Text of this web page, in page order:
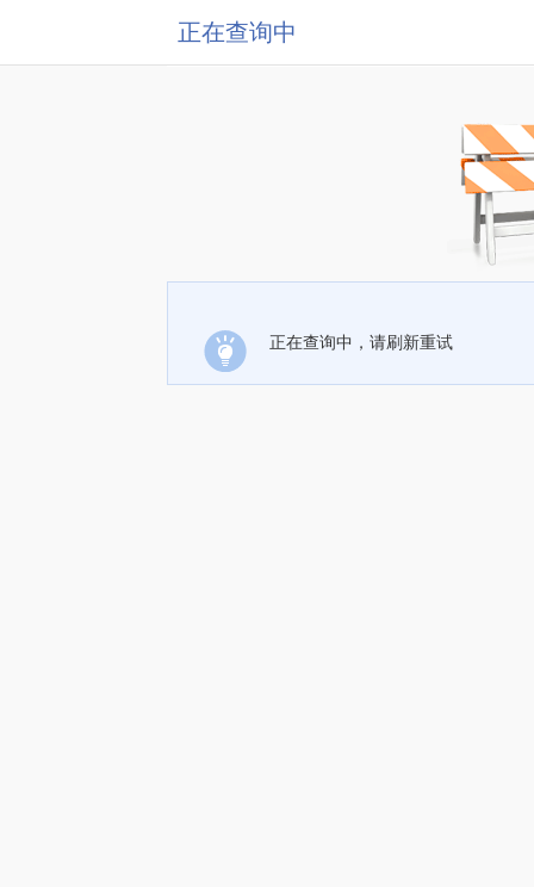
正在查询中
正在查询中，请刷新重试